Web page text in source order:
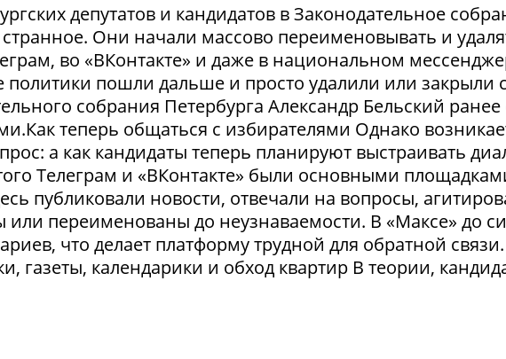
депутатов и кандидатов в Законодательное
Они начали массово переименовывать и
во «ВКонтакте» и даже в национальном
политики пошли дальше и просто удалили или закрыли
собрания Петербурга Александр Бельский
теперь общаться с избирателями Однако
а как кандидаты теперь планируют выстраивать
Телеграм и «ВКонтакте» были основными
публиковали новости, отвечали на вопросы,
или переименованы до неузнаваемости. В «Максе» до
что делает платформу трудной для обратной
газеты, календарики и обход квартир В теории,